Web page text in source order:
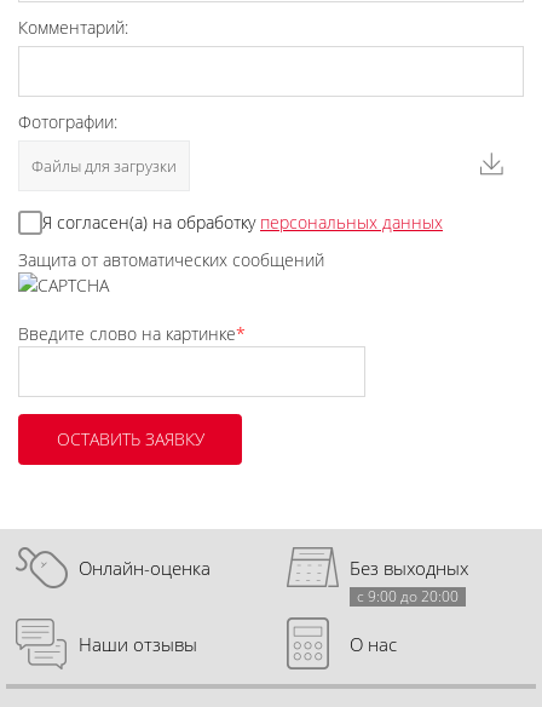
Комментарий:
Фотографии:
Файлы для загрузки
Я согласен(а) на обработку персональных данных
Защита от автоматических сообщений
Введите слово на картинке*
Онлайн-оценка Без выходных
с 9:00 до 20:00
Наши отзывы О нас